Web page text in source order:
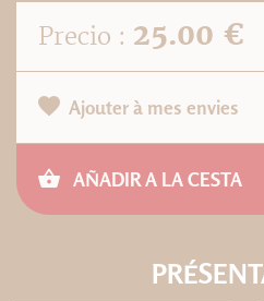
Precio : 25.00 €
Ajouter à mes envies
AÑADIR A LA CESTA